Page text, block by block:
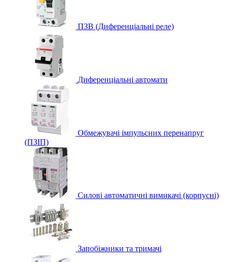
ПЗВ (Диференціальні реле)
Диференціальні автомати
Обмежувачі імпульсних перенапруг
(ПЗІП)
Силові автоматичні вимикачі (корпусні)
Запобіжники та тримачі